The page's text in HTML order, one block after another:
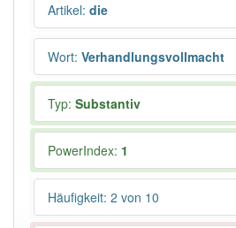
Artikel: die
Wort: Verhandlungsvollmacht
Typ: Substantiv
PowerIndex: 1
Häufigkeit: 2 von 10